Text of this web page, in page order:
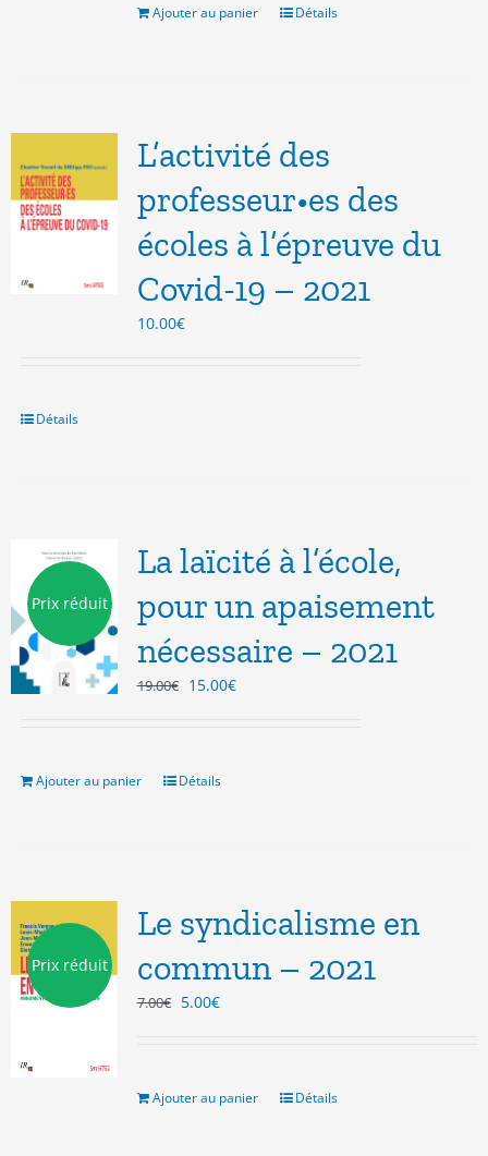
11.00€.8.00€.
Ajouter au panier Détails
L’activité des
professeur•es des
écoles à l’épreuve du
Covid-19 – 2021
10.00€
Détails
Prix réduit
La laïcité à l’école,
pour un apaisement
nécessaire – 2021
19.00€ Le
19.00€.
15.00€Le
Ajouter au panier Détails
Prix réduit
Le syndicalisme en
commun – 2021
7.00€ Le
7.00€.
5.00€Le
5.00€.
Ajouter au panier Détails